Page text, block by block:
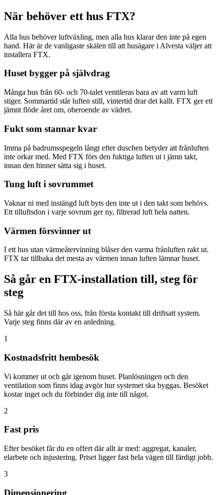
När behöver ett hus FTX?
Alla hus behöver luftväxling, men alla hus klarar den inte på egen
hand. Här är de vanligaste skälen till att husägare i Alvesta väljer att
installera FTX.
Huset bygger på självdrag
Många hus från 60- och 70-talet ventileras bara av att varm luft
stiger. Sommartid står luften still, vintertid drar det kallt. FTX ger ett
jämnt flöde året om, oberoende av vädret.
Fukt som stannar kvar
Imma på badrumsspegeln långt efter duschen betyder att frånluften
inte orkar med. Med FTX förs den fuktiga luften ut i jämn takt,
innan den hinner sätta sig i huset.
Tung luft i sovrummet
Vaknar ni med instängd luft byts den inte ut i den takt som behövs.
Ett tilluftsdon i varje sovrum ger ny, filtrerad luft hela natten.
Värmen försvinner ut
I ett hus utan värmeåtervinning blåser den varma frånluften rakt ut.
FTX tar tillbaka det mesta av värmen innan luften lämnar huset.
Så går en FTX-installation till, steg för
steg
Så här går det till hos oss, från första kontakt till driftsatt system.
Varje steg finns där av en anledning.
1
Kostnadsfritt hembesök
Vi kommer ut och går igenom huset. Planlösningen och den
ventilation som finns idag avgör hur systemet ska byggas. Besöket
kostar inget och du förbinder dig inte till något.
2
Fast pris
Efter besöket får du en offert där allt är med: aggregat, kanaler,
elarbete och injustering. Priset ligger fast hela vägen till färdigt jobb.
3
Dimensionering